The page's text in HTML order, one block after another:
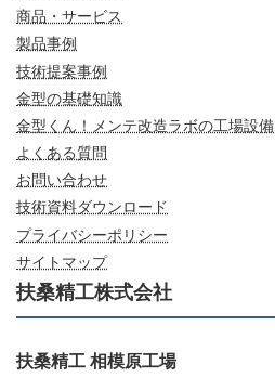
商品・サービス
製品事例
技術提案事例
金型の基礎知識
金型くん！メンテ改造ラボの工場設備
よくある質問
お問い合わせ
技術資料ダウンロード
プライバシーポリシー
サイトマップ
扶桑精工株式会社
扶桑精工 相模原工場